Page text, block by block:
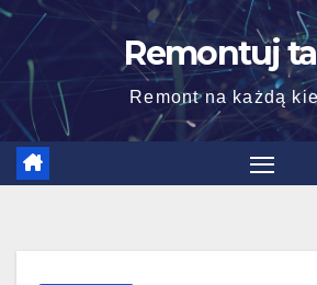
Skip
content
Remontuj
Remont na każdą